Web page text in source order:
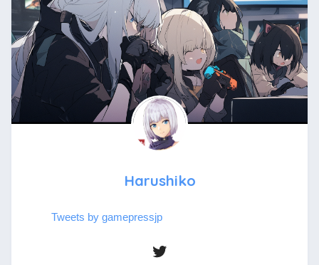
Harushiko
Tweets by gamepressjp